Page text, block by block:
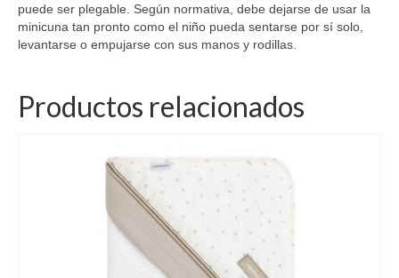
puede ser plegable. Según normativa, debe dejarse de usar la
minicuna tan pronto como el niño pueda sentarse por sí solo,
levantarse o empujarse con sus manos y rodillas.
Productos relacionados